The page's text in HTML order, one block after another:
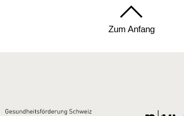
Zum Anfang